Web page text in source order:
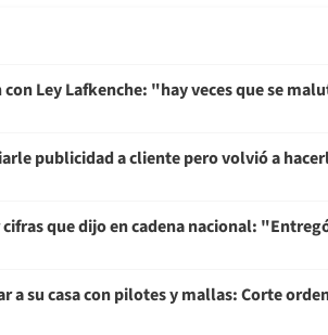
Ley Lafkenche: "hay veces que se
publicidad a cliente pero volvió a
que dijo en cadena nacional:
a su casa con pilotes y mallas: Corte